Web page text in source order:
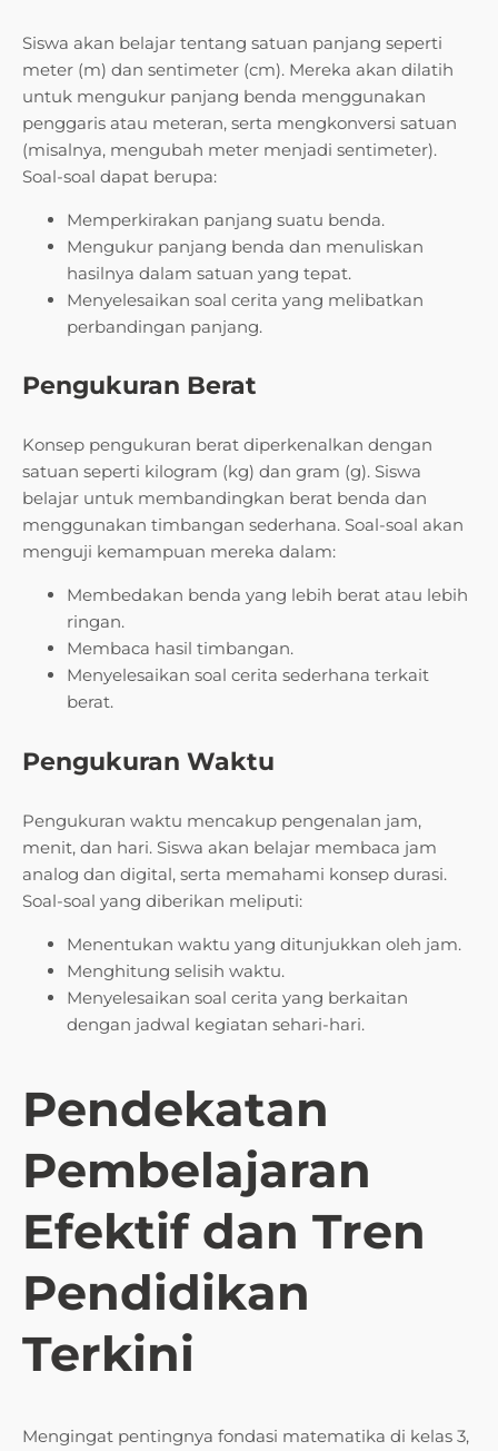
Siswa akan belajar tentang satuan panjang seperti
meter (m) dan sentimeter (cm). Mereka akan dilatih
untuk mengukur panjang benda menggunakan
penggaris atau meteran, serta mengkonversi satuan
(misalnya, mengubah meter menjadi sentimeter).
Soal-soal dapat berupa:
Memperkirakan panjang suatu benda.
Mengukur panjang benda dan menuliskan
hasilnya dalam satuan yang tepat.
Menyelesaikan soal cerita yang melibatkan
perbandingan panjang.
Pengukuran Berat
Konsep pengukuran berat diperkenalkan dengan
satuan seperti kilogram (kg) dan gram (g). Siswa
belajar untuk membandingkan berat benda dan
menggunakan timbangan sederhana. Soal-soal akan
menguji kemampuan mereka dalam:
Membedakan benda yang lebih berat atau lebih
ringan.
Membaca hasil timbangan.
Menyelesaikan soal cerita sederhana terkait
berat.
Pengukuran Waktu
Pengukuran waktu mencakup pengenalan jam,
menit, dan hari. Siswa akan belajar membaca jam
analog dan digital, serta memahami konsep durasi.
Soal-soal yang diberikan meliputi:
Menentukan waktu yang ditunjukkan oleh jam.
Menghitung selisih waktu.
Menyelesaikan soal cerita yang berkaitan
dengan jadwal kegiatan sehari-hari.
Pendekatan
Pembelajaran
Efektif dan Tren
Pendidikan
Terkini
Mengingat pentingnya fondasi matematika di kelas 3,